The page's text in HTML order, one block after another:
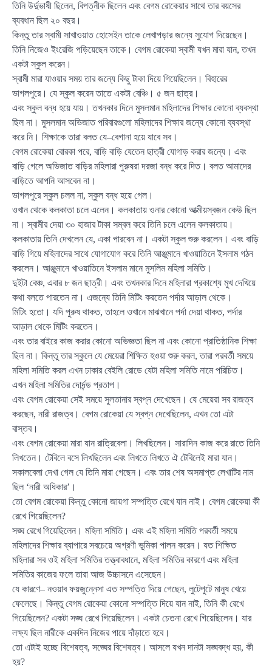
তিনি উর্দুভাষী ছিলেন, বিপত্নীক ছিলেন এবং বেগম রোকেয়ার সাথে তার বয়সের
ব্যবধান ছিল ২০ বছর।
কিন্তু তার স্বামী সাখাওয়াত হোসেইন তাকে লেখাপড়ার জন্যে সুযোগ দিয়েছেন।
তিনি নিজেও ইংরেজি পড়িয়েছেন তাকে। বেগম রোকেয়া স্বামী যখন মারা যান, তখন
একটা স্কুল করেন।
স্বামী মারা যাওয়ার সময় তার জন্যে কিছু টাকা দিয়ে গিয়েছিলেন। বিহারের
ভাগলপুরে। যে স্কুল করেন তাতে একটা বেঞ্চি। ৫ জন ছাত্র।
এবং স্কুল বন্ধ হয়ে যায়। তখনকার দিনে মুসলমান মহিলাদের শিক্ষার কোনো ব্যবস্থা
ছিল না। মুসলমান অভিজাত পরিবারগুলো মহিলাদের শিক্ষার জন্যে কোনো ব্যবস্থা
করে নি। শিক্ষাকে তারা বলত যে–বেগানা হয়ে যাবে সব।
বেগম রোকেয়া বোরকা পরে, বাড়ি বাড়ি যেতেন ছাত্রী যোগাড় করার জন্যে। এবং
বাড়ি গেলে অভিজাত বাড়ির মহিলারা পুরুষরা দরজা বন্ধ করে দিত। বলত আমাদের
বাড়িতে আপনি আসবেন না।
ভাগলপুরে স্কুল চলল না, স্কুল বন্ধ হয়ে গেল।
ওখান থেকে কলকাতা চলে এলেন। কলকাতায় ওনার কোনো আত্মীয়স্বজন কেউ ছিল
না। স্বামীর দেয়া ৩০ হাজার টাকা সম্বল করে তিনি চলে এলেন কলকাতায়।
কলকাতায় তিনি দেখলেন যে, একা পারবেন না। একটা স্কুল শুরু করলেন। এবং বাড়ি
বাড়ি গিয়ে মহিলাদের সাথে যোগাযোগ করে তিনি আঞ্জুমানে খাওয়াতিনে ইসলাম গঠন
করলেন। আঞ্জুমানে খাওয়াতিনে ইসলাম মানে মুসলিম মহিলা সমিতি।
দুইটা বেঞ্চ, এবার ৮ জন ছাত্রী। এবং তখনকার দিনে মহিলারা প্রকাশ্যে মুখ দেখিয়ে
কথা বলতে পারতেন না। এজন্যে তিনি মিটিং করতেন পর্দার আড়াল থেকে।
মিটিং হতো। যদি পুরুষ থাকত, তাহলে ওখানে মাঝখানে পর্দা দেয়া থাকত, পর্দার
আড়াল থেকে মিটিং করতেন।
এবং তার বাইরে কাজ করার কোনো অভিজ্ঞতা ছিল না এবং কোনো প্রাতিষ্ঠানিক শিক্ষা
ছিল না। কিন্তু তার স্কুলে যে মেয়েরা শিক্ষিত হওয়া শুরু করল, তারা পরবর্তী সময়ে
মহিলা সমিতি করল এখন ঢাকার বেইলি রোডে যেটা মহিলা সমিতি নামে পরিচিত।
এখন মহিলা সমিতির দোর্দন্ড প্রতাপ।
এবং বেগম রোকেয়া সেই সময়ে সুলতানার স্বপ্ন দেখেছেন। যে মেয়েরা সব রাজত্ব
করছেন, নারী রাজত্ব। বেগম রোকেয়া যে স্বপ্ন দেখেছিলেন, এখন তো এটা
বাস্তব।
এবং বেগম রোকেয়া মারা যান রাত্রিবেলা। লিখছিলেন। সারাদিন কাজ করে রাতে তিনি
লিখতেন। টেবিলে বসে লিখছিলেন এবং লিখতে লিখতে ঐ টেবিলেই মারা যান।
সকালবেলা দেখা গেল যে তিনি মারা গেছেন। এবং তার শেষ অসমাপ্ত লেখাটির নাম
ছিল ‘নারী অধিকার’।
তো বেগম রোকেয়া কিন্তু কোনো জায়গা সম্পত্তি রেখে যান নাই। বেগম রোকেয়া কী
রেখে গিয়েছিলেন?
সঙ্ঘ রেখে গিয়েছিলেন। মহিলা সমিতি। এবং এই মহিলা সমিতি পরবর্তী সময়ে
মহিলাদের শিক্ষার ব্যাপারে সবচেয়ে অগ্রণী ভূমিকা পালন করেন। যত শিক্ষিত
মহিলারা সব ওই মহিলা সমিতির তত্ত্বাবধানে, মহিলা সমিতির কারণে এবং মহিলা
সমিতির কাজের ফলে তারা আজ উচ্চাসনে এসেছেন।
যে কারণে– নওয়াব ফয়জুন্নেসা এত সম্পত্তি দিয়ে গেছেন, লুটেপুটে মানুষ খেয়ে
ফেলেছে। কিন্তু বেগম রোকেয়া কোনো সম্পত্তি দিয়ে যান নাই, তিনি কী রেখে
গিয়েছিলেন? একটা সঙ্ঘ রেখে গিয়েছিলেন। একটা চেতনা রেখে গিয়েছিলেন। যার
লক্ষ্য ছিল নারীকে একদিন নিজের পায়ে দাঁড়াতে হবে।
তো এটাই হচ্ছে বিশেষত্ব, সঙ্ঘের বিশেষত্ব। আসলে যখন দানটা সঙ্ঘবদ্ধ হয়, কী
হয়?